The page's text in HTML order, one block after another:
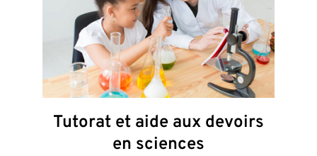
Tutorat et aide aux devoirs
en sciences